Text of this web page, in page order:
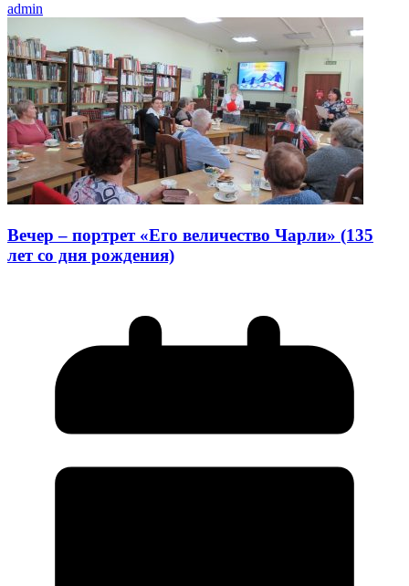
admin
Вечер – портрет «Его величество Чарли» (135
лет со дня рождения)